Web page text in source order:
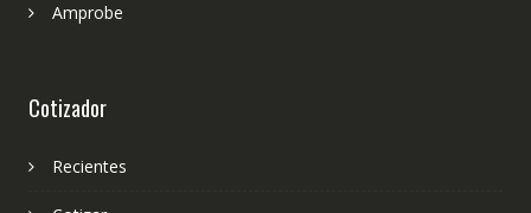
Amprobe
Cotizador
Recientes